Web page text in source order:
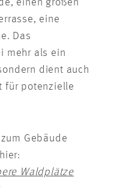
einen großen
eine
Das
mehr als ein
dient auch
für potenzielle
Gebäude
Waldplätze